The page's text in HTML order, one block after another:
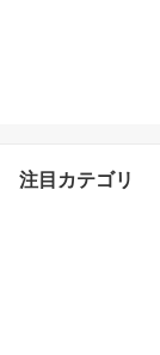
注目カテゴリ